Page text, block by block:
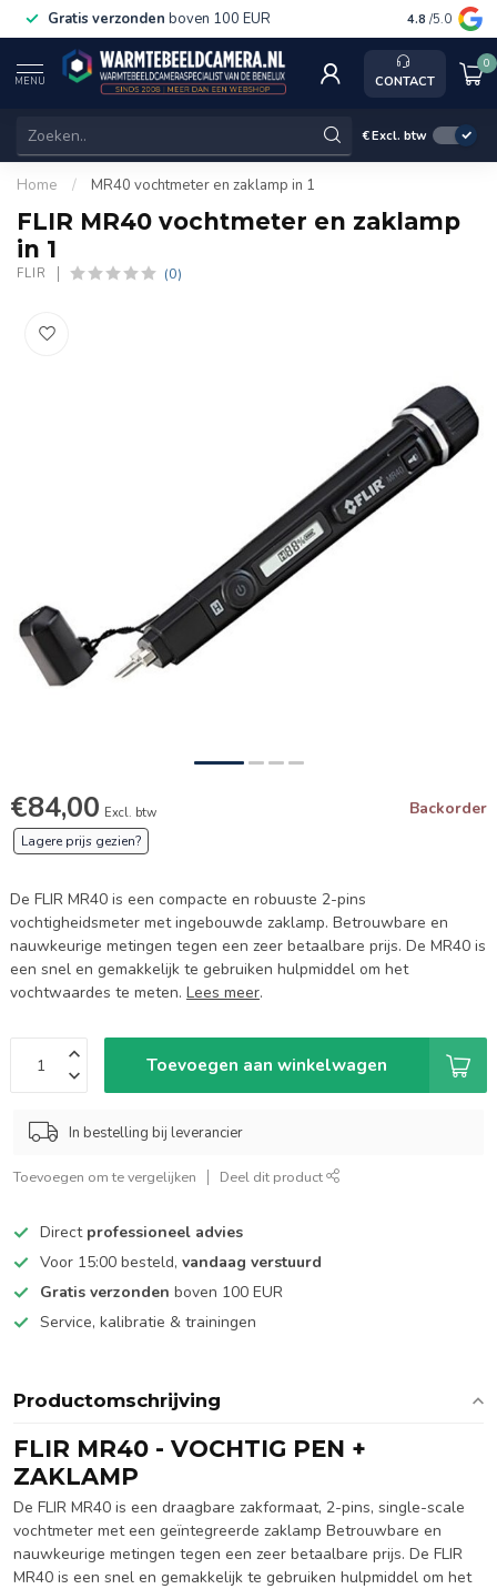
Gratis verzonden boven 100 EUR Service,
4.8 /5.0
MENU CONTACT
0
€Excl. btw
Home / MR40 vochtmeter en zaklamp in 1
FLIR MR40 vochtmeter en zaklamp
in 1
FLIR (0)
€84,00 Excl. btw Backorder
Lagere prijs gezien?
De FLIR MR40 is een compacte en robuuste 2-pins
vochtigheidsmeter met ingebouwde zaklamp. Betrouwbare en
nauwkeurige metingen tegen een zeer betaalbare prijs. De MR40 is
een snel en gemakkelijk te gebruiken hulpmiddel om het
vochtwaardes te meten. Lees meer.
Toevoegen aan winkelwagen
In bestelling bij leverancier
Toevoegen om te vergelijken Deel dit product
Direct professioneel advies
Voor 15:00 besteld, vandaag verstuurd
Gratis verzonden boven 100 EUR
Service, kalibratie & trainingen
Productomschrijving
FLIR MR40 - VOCHTIG PEN +
ZAKLAMP
De FLIR MR40 is een draagbare zakformaat, 2-pins, single-scale
vochtmeter met een geïntegreerde zaklamp Betrouwbare en
nauwkeurige metingen tegen een zeer betaalbare prijs. De FLIR
MR40 is een snel en gemakkelijk te gebruiken hulpmiddel om het